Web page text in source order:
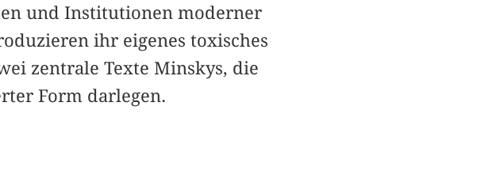
und Institutionen moderner
ihr eigenes toxisches
zentrale Texte Minskys, die
Form darlegen.